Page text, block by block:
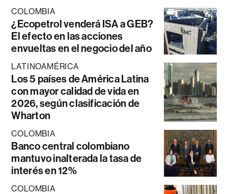
COLOMBIA
¿Ecopetrol venderá ISA a GEB?
El efecto en las acciones
envueltas en el negocio del año
LATINOAMÉRICA
Los 5 países de América Latina
con mayor calidad de vida en
2026, según clasificación de
Wharton
COLOMBIA
Banco central colombiano
mantuvo inalterada la tasa de
interés en 12%
COLOMBIA